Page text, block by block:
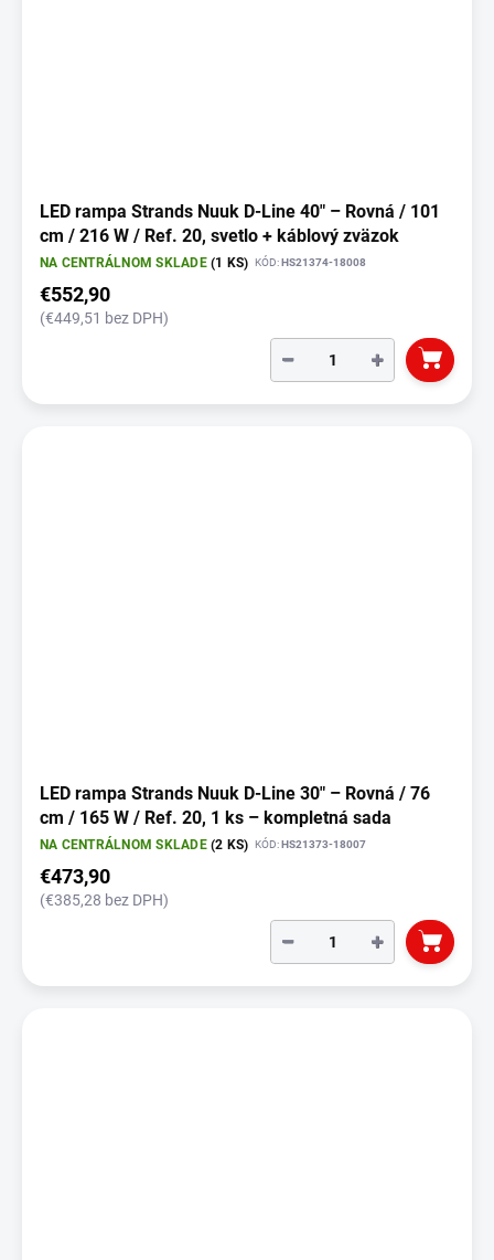
LED rampa Strands Nuuk D-Line 40" – Rovná / 101
cm / 216 W / Ref. 20, svetlo + káblový zväzok
NA CENTRÁLNOM SKLADE(1 KS) KÓD:HS21374-18008
€552,90
(€449,51 bez DPH)
+
−
LED rampa Strands Nuuk D-Line 30" – Rovná / 76
cm / 165 W / Ref. 20, 1 ks – kompletná sada
NA CENTRÁLNOM SKLADE(2 KS) KÓD: HS21373-18007
€473,90
(€385,28 bez DPH)
+
−